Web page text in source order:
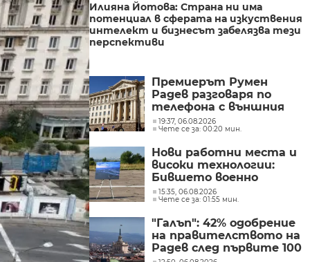
Илияна Йотова: Страна ни има
потенциал в сферата на изкуствения
интелект и бизнесът забелязва тези
перспективи
Премиерът Румен
Радев разговаря по
телефона с външния
министър на
Великобритания Ед
Милибанд
19:37, 06.08.2026
Чете се за: 00:20 мин.
Нови работни места и
високи технологии:
Бившето военно
летище в Доброславци
се превръща в голям
космически център
15:35, 06.08.2026
Чете се за: 01:55 мин.
"Галъп": 42% одобрение
на правителството на
Радев след първите 100